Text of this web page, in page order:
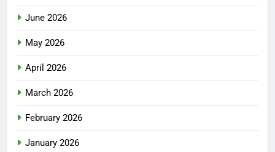
June 2026
May 2026
April 2026
March 2026
February 2026
January 2026